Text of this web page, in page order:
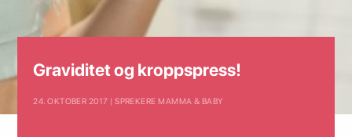
Graviditet og kroppspress!
24. OKTOBER 2017 | SPREKERE MAMMA & BABY